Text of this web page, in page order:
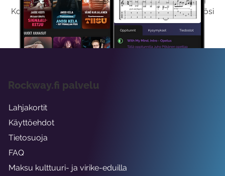
Kokeilemalla ilmaiseksi saat koko sisältömme käyttöösi
viikon ajaksi.
Rockway.fi palvelu
Lahjakortit
Käyttöehdot
Tietosuoja
FAQ
Maksu kulttuuri- ja virike-eduilla